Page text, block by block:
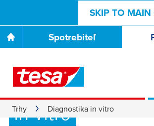
SKIP TO MAIN
Spotrebiteľ
Trhy Diagnostika in vitro
Pásky na
in vitro